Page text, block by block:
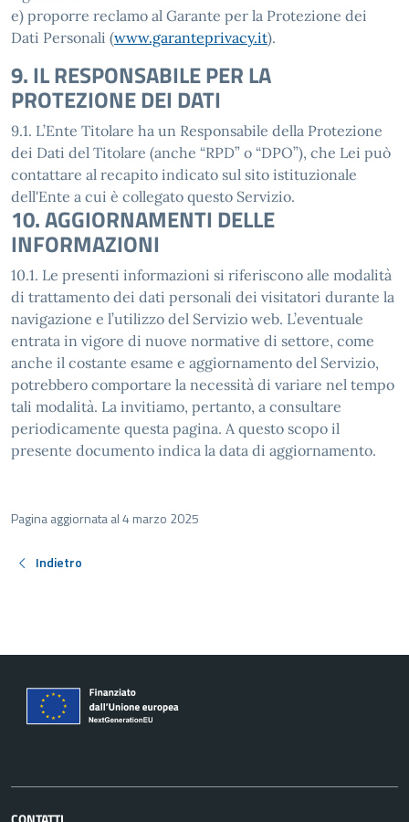
e) proporre reclamo al Garante per la Protezione dei
Dati Personali (www.garanteprivacy.it).
9. IL RESPONSABILE PER LA
PROTEZIONE DEI DATI
9.1. L’Ente Titolare ha un Responsabile della Protezione
dei Dati del Titolare (anche “RPD” o “DPO”), che Lei può
contattare al recapito indicato sul sito istituzionale
dell'Ente a cui è collegato questo Servizio.
10. AGGIORNAMENTI DELLE
INFORMAZIONI
10.1. Le presenti informazioni si riferiscono alle modalità
di trattamento dei dati personali dei visitatori durante la
navigazione e l’utilizzo del Servizio web. L’eventuale
entrata in vigore di nuove normative di settore, come
anche il costante esame e aggiornamento del Servizio,
potrebbero comportare la necessità di variare nel tempo
tali modalità. La invitiamo, pertanto, a consultare
periodicamente questa pagina. A questo scopo il
presente documento indica la data di aggiornamento.
Pagina aggiornata al 4 marzo 2025
Indietro